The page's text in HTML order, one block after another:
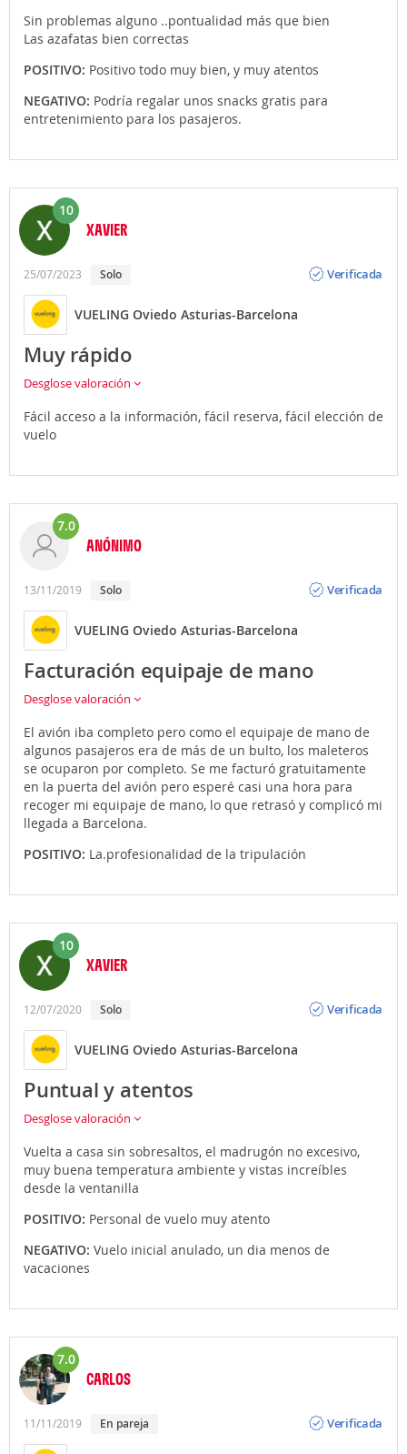
Sin problemas alguno ..pontualidad más que bien
Las azafatas bien correctas
POSITIVO: Positivo todo muy bien, y muy atentos
NEGATIVO: Podría regalar unos snacks gratis para
entretenimiento para los pasajeros.
10
XAVIER
25/07/2023 Solo
Verificada
VUELING Oviedo Asturias-Barcelona
Muy rápido
Desglose valoración
Fácil acceso a la información, fácil reserva, fácil elección de
vuelo
7.0
ANÓNIMO
13/11/2019 Solo
Verificada
VUELING Oviedo Asturias-Barcelona
Facturación equipaje de mano
Desglose valoración
El avión iba completo pero como el equipaje de mano de
algunos pasajeros era de más de un bulto, los maleteros
se ocuparon por completo. Se me facturó gratuitamente
en la puerta del avión pero esperé casi una hora para
recoger mi equipaje de mano, lo que retrasó y complicó mi
llegada a Barcelona.
POSITIVO: La.profesionalidad de la tripulación
10
XAVIER
12/07/2020 Solo
Verificada
VUELING Oviedo Asturias-Barcelona
Puntual y atentos
Desglose valoración
Vuelta a casa sin sobresaltos, el madrugón no excesivo,
muy buena temperatura ambiente y vistas increíbles
desde la ventanilla
POSITIVO: Personal de vuelo muy atento
NEGATIVO: Vuelo inicial anulado, un dia menos de
vacaciones
7.0
CARLOS
11/11/2019 En pareja
Verificada